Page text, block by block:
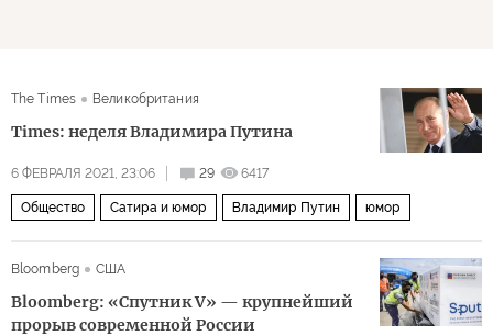
The Times Великобритания
Times: неделя Владимира Путина
6 ФЕВРАЛЯ 2021, 23:06 29 6417
Общество Сатира и юмор Владимир Путин юмор
Bloomberg США
Bloomberg: «Спутник V» — крупнейший
прорыв современной России